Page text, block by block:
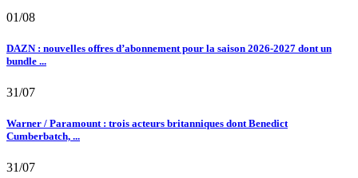
01/08
DAZN : nouvelles offres d’abonnement pour la saison 2026-2027 dont un
bundle ...
31/07
Warner / Paramount : trois acteurs britanniques dont Benedict
Cumberbatch, ...
31/07